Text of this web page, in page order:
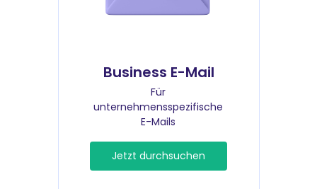
Business E-Mail
Für
unternehmensspezifische
E-Mails
Jetzt durchsuchen